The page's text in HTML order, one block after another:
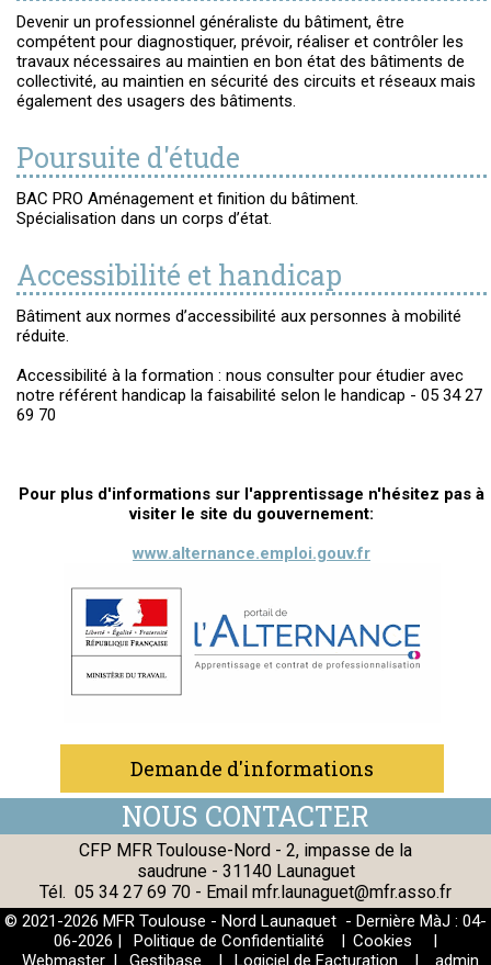
Devenir un professionnel généraliste du bâtiment, être
compétent pour diagnostiquer, prévoir, réaliser et contrôler les
travaux nécessaires au maintien en bon état des bâtiments de
collectivité, au maintien en sécurité des circuits et réseaux mais
également des usagers des bâtiments.
Poursuite d'étude
BAC PRO Aménagement et finition du bâtiment.
Spécialisation dans un corps d’état.
Accessibilité et handicap
Bâtiment aux normes d’accessibilité aux personnes à mobilité
réduite.
Accessibilité à la formation : nous consulter pour étudier avec
notre référent handicap la faisabilité selon le handicap - 05 34 27
69 70
Pour plus d'informations sur l'apprentissage n'hésitez pas à
visiter le site du gouvernement:
www.alternance.emploi.gouv.fr
Demande d'informations
CFP MFR Toulouse-Nord - 2, impasse de la
saudrune - 31140 Launaguet
Tél. 05 34 27 69 70 - Email mfr.launaguet@mfr.asso.fr
© 2021-2026 MFR Toulouse - Nord Launaguet - Dernière MàJ : 04-
06-2026 |
Politique de Confidentialité | Cookies
|
Webmaster | Gestibase | Logiciel de Facturation | admin